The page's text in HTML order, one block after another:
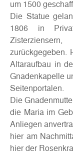
um 1500
Die Statue
1806 in
zurückgegeben.
Altaraufbau in
Gnadenkapelle
Seitenportalen.
Die
die Maria im
Anliegen
hier am
hier der